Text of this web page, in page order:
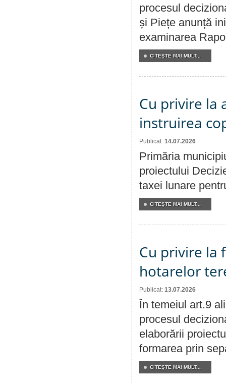
procesul
și Piețe anunță
examinarea
CITEŞTE MAI MULT...
Cu privire la
instruirea
Publicat: 14.07.2026
Primăria
proiectului
taxei lunare
CITEŞTE MAI MULT...
Cu privire la
hotarelor
Publicat: 13.07.2026
În temeiul art.9
procesul
elaborării
formarea prin
CITEŞTE MAI MULT...